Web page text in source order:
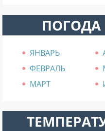
ПОГОДА
ЯНВАРЬ
ФЕВРАЛЬ
МАРТ